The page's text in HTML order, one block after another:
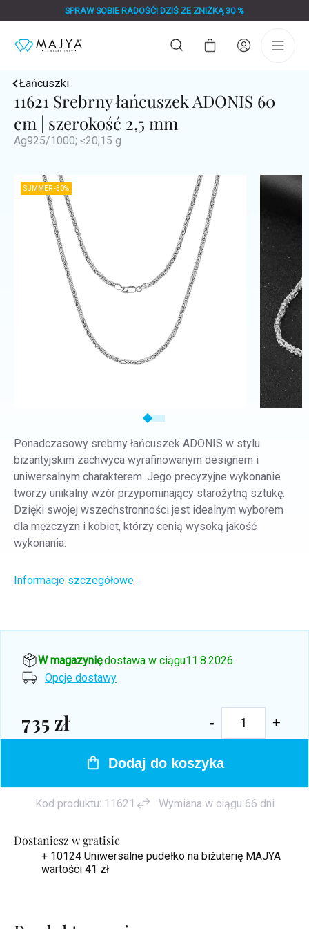
do
SPRAW SOBIE RADOŚĆ! DZIŚ ZE ZNIŻKĄ 30 %
Koszyk
Łańcuszki
11621 Srebrny łańcuszek ADONIS 60
cm | szerokość 2,5 mm
Ag925/1000; ≤20,15 g
SUMMER -30%
Dostaniesz w gratisie
+ 10124 Uniwersalne pudełko na biżuterię MAJYA
wartości 41 zł
Ponadczasowy srebrny łańcuszek ADONIS w stylu
bizantyjskim zachwyca wyrafinowanym designem i
uniwersalnym charakterem. Jego precyzyjne wykonanie
tworzy unikalny wzór przypominający starożytną sztukę.
Dzięki swojej wszechstronności jest idealnym wyborem
dla mężczyzn i kobiet, którzy cenią wysoką jakość
wykonania.
Informacje szczegółowe
W magazynie, dostawa w ciągu11.8.2026
Opcje dostawy
735 zł
Cena
Dodaj do koszyka
Kod produktu: 11621 Wymiana w ciągu 66 dni